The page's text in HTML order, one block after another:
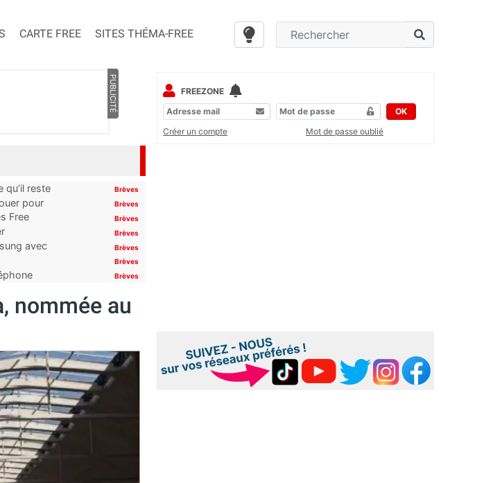
CARTE FREE SITES THÉMA-FREE
PUBLICITÉ
qu’il reste
Brèves
pour
Brèves
Free
Brèves
Brèves
avec
Brèves
Brèves
Brèves
nommée au
FREEZONE
OK
Créer un compte
Mot de passe oublié